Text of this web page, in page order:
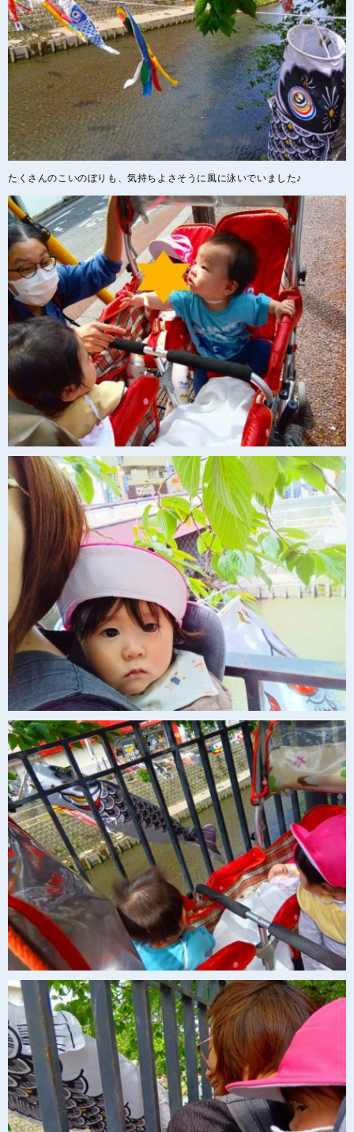
たくさんのこいのぼりも、気持ちよさそうに風に泳いでいました♪